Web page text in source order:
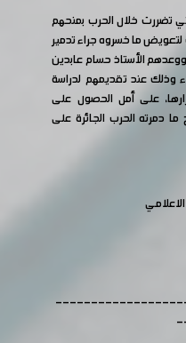
تضررت خلال الحرب بمنحهم
ما خسروه جراء تدمير
الأستاذ حسام عابدين
وذلك عند تقديمهم لدراسة
على أمل الحصول على
دمرته الحرب الجائرة على